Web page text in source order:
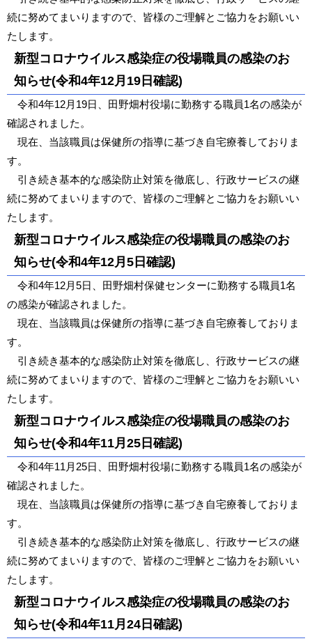
続に努めてまいりますので、皆様のご理解とご協力をお願いい
たします。
新型コロナウイルス感染症の役場職員の感染のお
知らせ(令和4年12月19日確認)
令和4年12月19日、田野畑村役場に勤務する職員1名の感染が
確認されました。
現在、当該職員は保健所の指導に基づき自宅療養しておりま
す。
引き続き基本的な感染防止対策を徹底し、行政サービスの継
続に努めてまいりますので、皆様のご理解とご協力をお願いい
たします。
新型コロナウイルス感染症の役場職員の感染のお
知らせ(令和4年12月5日確認)
令和4年12月5日、田野畑村保健センターに勤務する職員1名
の感染が確認されました。
現在、当該職員は保健所の指導に基づき自宅療養しておりま
す。
引き続き基本的な感染防止対策を徹底し、行政サービスの継
続に努めてまいりますので、皆様のご理解とご協力をお願いい
たします。
新型コロナウイルス感染症の役場職員の感染のお
知らせ(令和4年11月25日確認)
令和4年11月25日、田野畑村役場に勤務する職員1名の感染が
確認されました。
現在、当該職員は保健所の指導に基づき自宅療養しておりま
す。
引き続き基本的な感染防止対策を徹底し、行政サービスの継
続に努めてまいりますので、皆様のご理解とご協力をお願いい
たします。
新型コロナウイルス感染症の役場職員の感染のお
知らせ(令和4年11月24日確認)